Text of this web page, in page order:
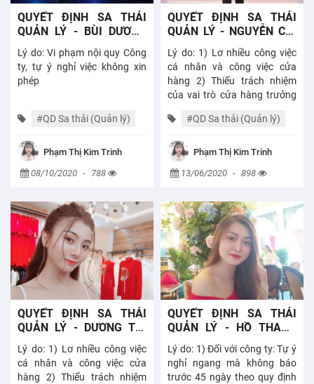
QUYẾT ĐỊNH SA THẢI
QUẢN LÝ - BÙI DƯƠNG
TRINH
Lý do: Vi phạm nội quy Công
ty, tự ý nghỉ việc không xin
phép
#QD Sa thải (Quản lý)
#Thông báo - Quyết
địnhPhạm Thị Kim Trinh
08/10/2020 - 788
QUYẾT ĐỊNH SA THẢI
QUẢN LÝ - NGUYỄN CHÍ
TÂM - 186 PHAN CHÂU
TRINH
Lý do: 1) Lơ nhiều công việc
cá nhân và công việc cửa
hàng 2) Thiếu trách nhiệm
của vai trò cửa hàng trưởng
quán khác ngoài hệ thống 4)
#QD Sa thải (Quản lý)
#Thông báo - Quyết
địnhPhạm Thị Kim Trinh
13/06/2020 - 898
QUYẾT ĐỊNH SA THẢI
QUẢN LÝ - DƯƠNG THỊ
ANH ĐÀO - 24 PASTEUR
Lý do: 1) Lơ nhiều công việc
cá nhân và công việc cửa
hàng 2) Thiếu trách nhiệm
QUYẾT ĐỊNH SA THẢI
QUẢN LÝ - HỒ THANH
XUÂN - 186 PHAN CHÂU
TRINH
Lý do: 1) Đối với công ty: Tự ý
nghỉ ngang mà không báo
trước 45 ngày theo quy định